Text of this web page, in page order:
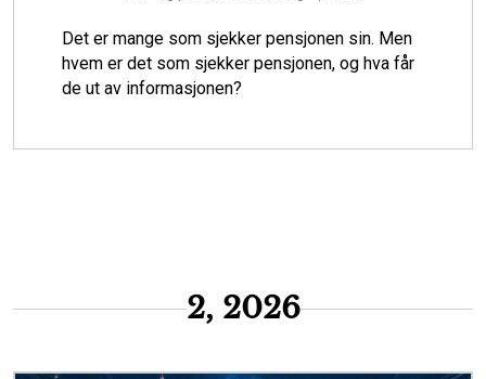
MiljøspørgsmålRisiko Dansk
oversvømmer huse, infrastruktur og andre
2, 2026